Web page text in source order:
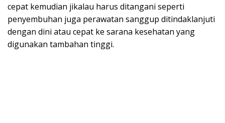
cepat kemudian jikalau harus ditangani seperti
penyembuhan juga perawatan sanggup ditindaklanjuti
dengan dini atau cepat ke sarana kesehatan yang
digunakan tambahan tinggi.